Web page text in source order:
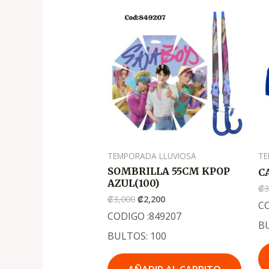
TEMPORADA LLUVIOSA
SOMBRILLA 55CM KPOP
AZUL(100)
₡3,000
precio
era:
.
₡3,000
₡2,200
precio
es:
.
₡2,200
CODIGO :849207
BULTOS: 100
₡